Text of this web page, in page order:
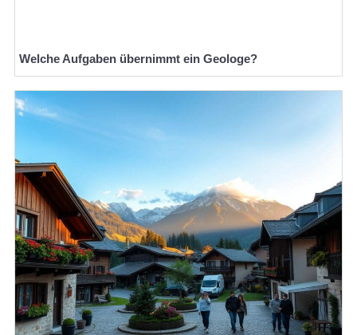
Welche Aufgaben übernimmt ein Geologe?